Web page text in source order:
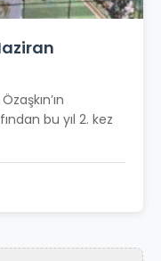
bu yıl 2. kez